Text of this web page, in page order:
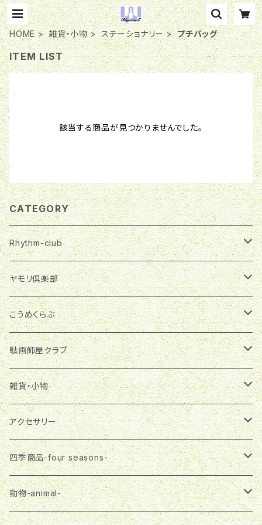
HOME 雑貨・小物 ステーショナリー プチバッグ
ITEM LIST
該当する商品が見つかりませんでした。
CATEGORY
Rhythm-club
季節商品
グラスランタン
ランプシェード
雑貨・小物
マグネット
一筆箋
布製品
エコバッグ
ランチバッグ
マスク
３wayバッグ
Tシャツ
アクセサリー
ピアス
ネックレス
ブローチ
ヤモリ倶楽部
マグネット
ブローチ
バッグチャーム
缶バッジ
布製品
エコバッグ
こうめくらぶ
アクセサリー
ピアス
ネックレス
雑貨・小物
プチバッグ
飾りボタン
駄画師屋クラブ
おばさま
大五郎
さる郎
フラガール
雑貨・小物
ステーショナリー
マグネット
一筆箋
プチバッグ
エコバッグ
トートバッグ
３wayバッグ
アクセサリー
ピアス
ネックレス
四季商品-four seasons-
春-spring-
動物-animal-